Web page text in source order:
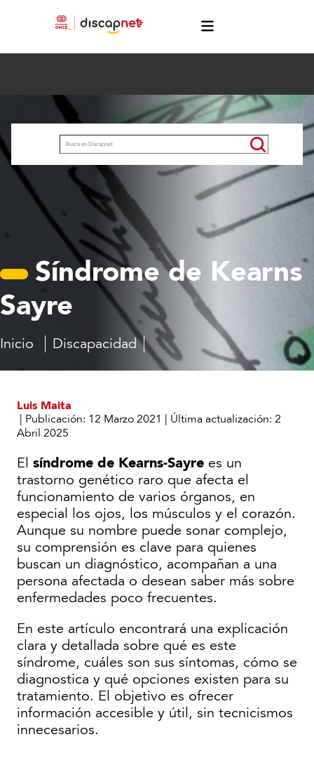
Síndrome de Kearns
Sayre
Inicio Discapacidad
Qué
son
raras
Síndrome
de
Luis Maita
Publicación: 12 Marzo 2021 Última actualización: 2
Abril 2025
El síndrome de Kearns-Sayre es un
trastorno genético raro que afecta el
funcionamiento de varios órganos, en
especial los ojos, los músculos y el corazón.
Aunque su nombre puede sonar complejo,
su comprensión es clave para quienes
buscan un diagnóstico, acompañan a una
persona afectada o desean saber más sobre
enfermedades poco frecuentes.
En este artículo encontrará una explicación
clara y detallada sobre qué es este
síndrome, cuáles son sus síntomas, cómo se
diagnostica y qué opciones existen para su
tratamiento. El objetivo es ofrecer
información accesible y útil, sin tecnicismos
innecesarios.